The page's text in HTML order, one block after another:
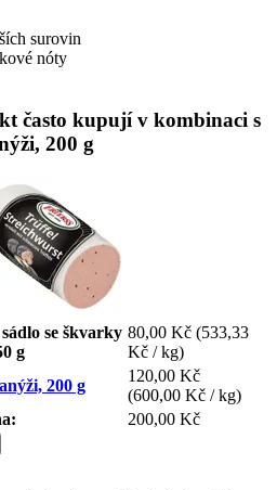
surovin
nóty
často kupují v kombinaci s
200 g
se škvarky
g
80,00 Kč (533,33
Kč / kg)
200 g
120,00 Kč
(600,00 Kč / kg)
200,00 Kč